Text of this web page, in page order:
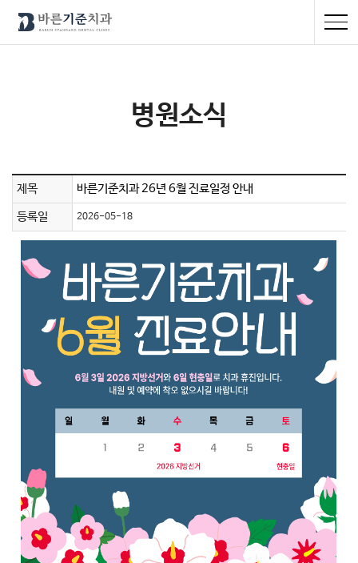
병원소식
제목
바른기준치과 26년 6월 진료일정 안내
등록일
2026-05-18